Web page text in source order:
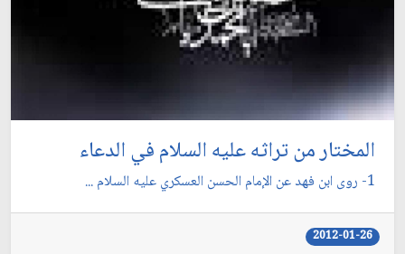
المختار من تراثه عليه السلام في الدعاء
1- روى ابن فهد عن الإمام الحسن العسكري عليه السلام ...
2012-01-26